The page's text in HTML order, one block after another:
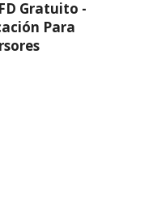
Gratuito -
Para